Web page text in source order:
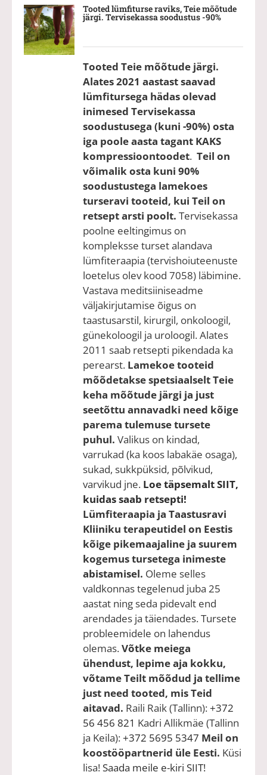
Valikuid
saab
Tooted lümfiturse raviks, Teie mõõtude
järgi. Tervisekassa soodustus -90%
Tooted Teie mõõtude järgi.
Alates 2021 aastast saavad
lümfitursega hädas olevad
inimesed Tervisekassa
soodustusega (kuni -90%) osta
iga poole aasta tagant KAKS
kompressioontoodet. Teil on
võimalik osta kuni 90%
soodustustega lamekoes
turseravi tooteid, kui Teil on
retsept arsti poolt.Tervisekassa
poolne eeltingimus on
kompleksse turset alandava
lümfiteraapia (tervishoiuteenuste
loetelus olev kood 7058) läbimine.
Vastava meditsiiniseadme
väljakirjutamise õigus on
taastusarstil, kirurgil, onkoloogil,
günekoloogil ja uroloogil. Alates
2011 saab retsepti pikendada ka
perearst. Lamekoe tooteid
mõõdetakse spetsiaalselt Teie
keha mõõtude järgi ja just
seetõttu annavadki need kõige
parema tulemuse tursete
puhul. Valikus on kindad,
varrukad (ka koos labakäe osaga),
sukad, sukkpüksid, põlvikud,
varvikud jne. Loe täpsemalt SIIT,
kuidas saab retsepti!
Lümfiteraapia ja Taastusravi
Kliiniku terapeutidel on Eestis
kõige pikemaajaline ja suurem
kogemus tursetega inimeste
abistamisel. Oleme selles
valdkonnas tegelenud juba 25
aastat ning seda pidevalt end
arendades ja täiendades. Tursete
probleemidele on lahendus
olemas.Võtke meiega
ühendust, lepime aja kokku,
võtame Teilt mõõdud ja tellime
just need tooted, mis Teid
aitavad. Raili Raik (Tallinn):+372
56 456 821 Kadri Allikmäe (Tallinn
ja Keila):+372 5695 5347 Meil on
koostööpartnerid üle Eesti. Küsi
lisa!Saada meile e-kiri SIIT!